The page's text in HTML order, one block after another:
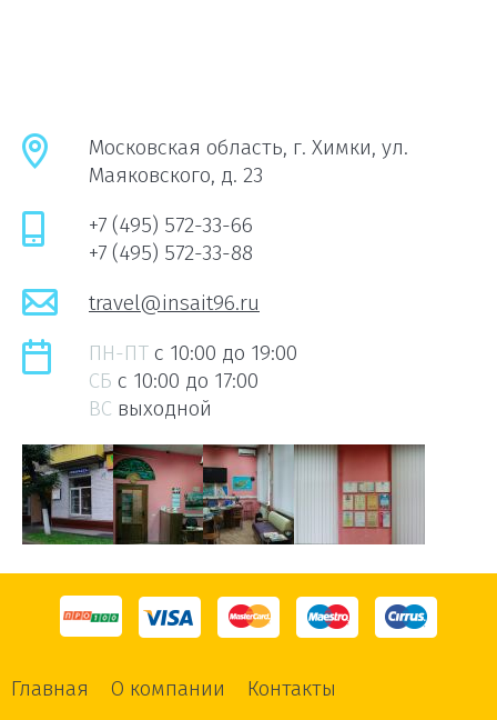
Московская область, г. Химки, ул.
Маяковского, д. 23
+7 (495) 572-33-66
+7 (495) 572-33-88
travel@insait96.ru
ПН-ПТ c 10:00 до 19:00
СБ c 10:00 до 17:00
ВС выходной
Главная О компании Контакты